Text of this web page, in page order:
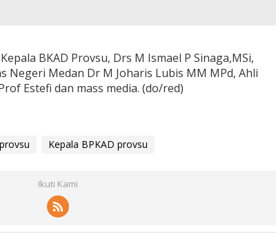
BKAD Provsu, Drs M Ismael P Sinaga,MSi,
Negeri Medan Dr M Joharis Lubis MM MPd, Ahli
Estefi dan mass media. (do/red)
Kepala BPKAD provsu
Ikuti Kami